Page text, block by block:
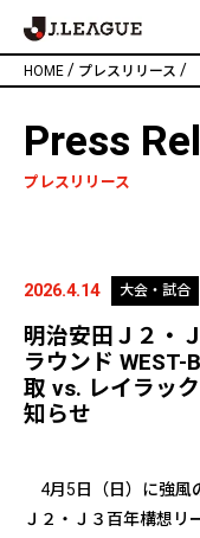
HOME / プレスリリース /
Press
プレスリリース
2026.4.14 大会・試合
明治安田Ｊ２・
ラウンド WEST-
取 vs. レイラッ
知らせ
4月5日（日）に強風
Ｊ２・Ｊ３百年構想リ